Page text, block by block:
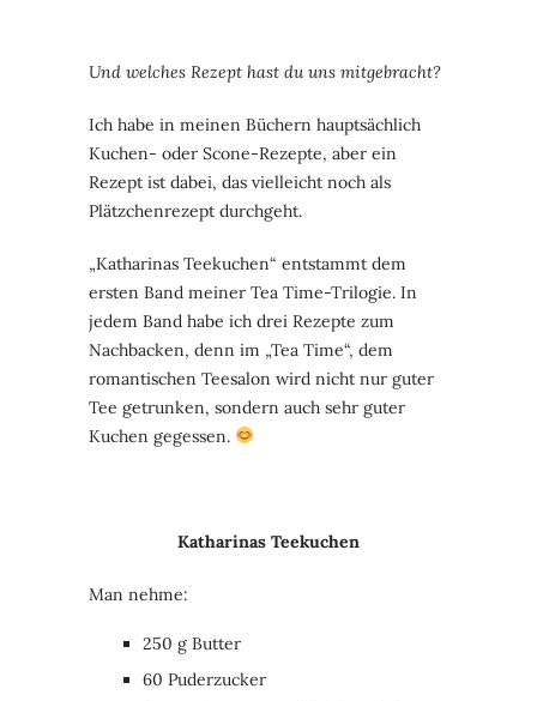
Und welches Rezept hast du uns mitgebracht?
Ich habe in meinen Büchern hauptsächlich
Kuchen- oder Scone-Rezepte, aber ein
Rezept ist dabei, das vielleicht noch als
Plätzchenrezept durchgeht.
„Katharinas Teekuchen“ entstammt dem
ersten Band meiner Tea Time-Trilogie. In
jedem Band habe ich drei Rezepte zum
Nachbacken, denn im „Tea Time“, dem
romantischen Teesalon wird nicht nur guter
Tee getrunken, sondern auch sehr guter
Kuchen gegessen.
Katharinas Teekuchen
Man nehme:
250 g Butter
60 Puderzucker